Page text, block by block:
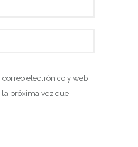
electrónico y web
la próxima vez que